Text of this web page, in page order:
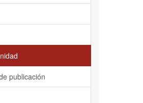
publicación